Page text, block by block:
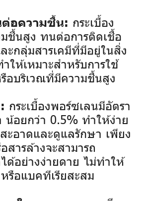
อความชื้น: กระเบื้อง
ชื้นสูง ทนต่อการติดเชื้อ
ะกลุ่มสารเคมีที่มีอยู่ในสิ่ง
ห้เหมาะสำหรับการใช้
อบริเวณที่มีความชื้นสูง
กระเบื้องพอร์ซเลนมีอัตรา
น้อยกว่า 0.5% ทำให้ง่าย
ะอาดและดูแลรักษา เพียง
ารล้างจะสามารถ
ด้อย่างง่ายดาย ไม่ทำให้
รือแบคทีเรียสะสม